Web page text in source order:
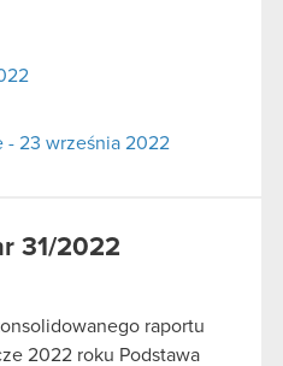
- 23 września 2022
31/2022
raportu
2022 roku Podstawa